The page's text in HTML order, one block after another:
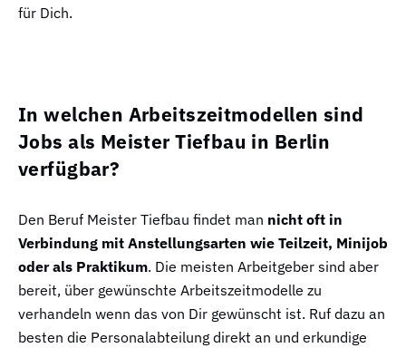
für Dich.
In welchen Arbeitszeitmodellen sind
Jobs als Meister Tiefbau in Berlin
verfügbar?
Den Beruf Meister Tiefbau findet man nicht oft in
Verbindung mit Anstellungsarten wie Teilzeit, Minijob
oder als Praktikum. Die meisten Arbeitgeber sind aber
bereit, über gewünschte Arbeitszeitmodelle zu
verhandeln wenn das von Dir gewünscht ist. Ruf dazu an
besten die Personalabteilung direkt an und erkundige